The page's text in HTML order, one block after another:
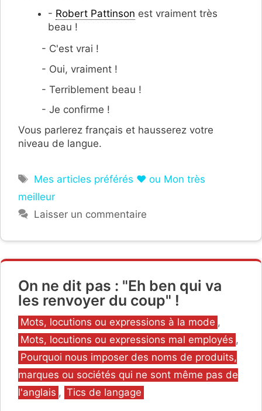
- Robert Pattinson est vraiment très
beau !
- C'est vrai !
- Oui, vraiment !
- Terriblement beau !
- Je confirme !
Vous parlerez français et hausserez votre
niveau de langue.
Étiquettes
Mes articles préférés ❤ ou Mon très
meilleur
Laisser un commentaire
On ne dit pas : "Eh ben qui va
les renvoyer du coup" !
Catégories
Mots, locutions ou expressions à la mode ,
Mots, locutions ou expressions mal employés ,
Pourquoi nous imposer des noms de produits,
marques ou sociétés qui ne sont même pas de
l'anglais , Tics de langage